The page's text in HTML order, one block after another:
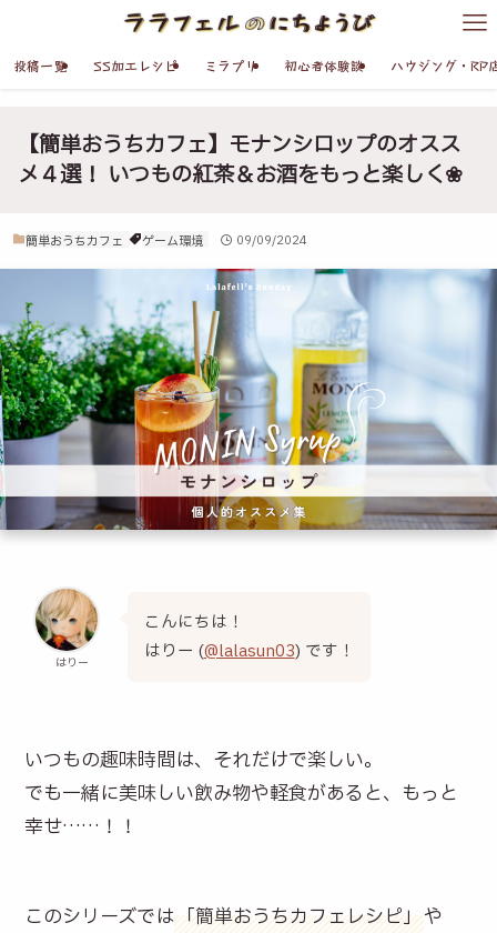
投稿一覧 SS加工レシピ ミラプリ 初心者体験談 ハウジング・RP
【簡単おうちカフェ】モナンシロップのオスス
メ４選！ いつもの紅茶＆お酒をもっと楽しく❀
簡単おうちカフェ ゲーム環境 09/09/2024
はりー
こんにちは！
はりー (@lalasun03) です！
いつもの趣味時間は、それだけで楽しい。
でも一緒に美味しい飲み物や軽食があると、もっと
幸せ……！！
このシリーズでは「簡単おうちカフェレシピ」や